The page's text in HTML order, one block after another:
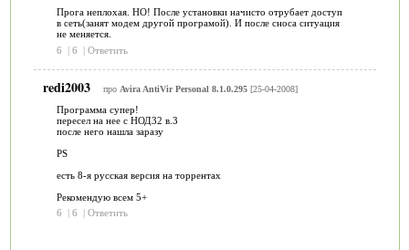
Прога неплохая. НО! После установки начисто отрубает доступ
в сеть(занят модем другой програмой). И после сноса ситуация
не меняется.
6
| 6 | Ответить
redi2003 про Avira AntiVir Personal 8.1.0.295[25-04-2008]
Программа супер!
пересел на нее с НОД32 в.3
после него нашла заразу
PS
есть 8-я русская версия на торрентах
Рекомендую всем 5+
6
| 6 | Ответить